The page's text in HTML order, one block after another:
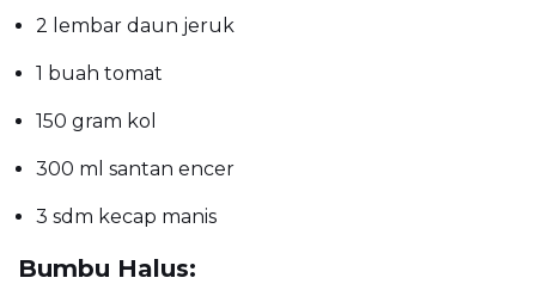
2 lembar daun jeruk
1 buah tomat
150 gram kol
300 ml santan encer
3 sdm kecap manis
Bumbu Halus: